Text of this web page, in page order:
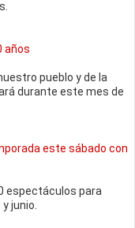
años
pueblo y de la
durante este mes de
este sábado con
espectáculos para
junio.